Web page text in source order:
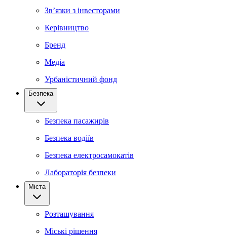
Зв’язки з інвесторами
Керівництво
Бренд
Медіа
Урбаністичний фонд
Безпека
Безпека пасажирів
Безпека водіїв
Безпека електросамокатів
Лабораторія безпеки
Міста
Розташування
Міські рішення